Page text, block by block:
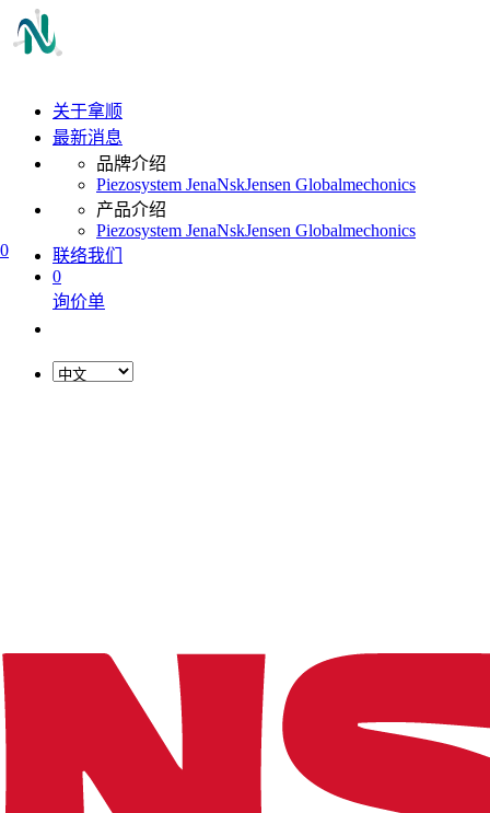
0
关于拿顺
最新消息
品牌介绍
Piezosystem JenaNskJensen Globalmechonics
产品介绍
Piezosystem JenaNskJensen Globalmechonics
联络我们
0
询价单